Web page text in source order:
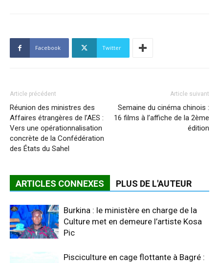
Facebook Twitter
Article précédent
Réunion des ministres des
Affaires étrangères de l’AES :
Vers une opérationnalisation
concrète de la Confédération
des États du Sahel
Article suivant
Semaine du cinéma chinois :
16 films à l’affiche de la 2ème
édition
ARTICLES CONNEXES PLUS DE L'AUTEUR
Burkina : le ministère en charge de la
Culture met en demeure l’artiste Kosa
Pic
Pisciculture en cage flottante à Bagré :